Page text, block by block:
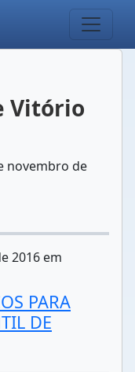
Vitório
novembro de
2016 em
PARA
DE